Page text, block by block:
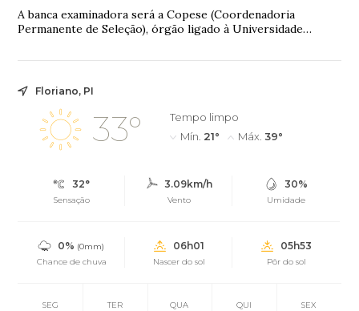
A banca examinadora será a Copese (Coordenadoria
Permanente de Seleção), órgão ligado à Universidade
Floriano, PI
33°
Tempo limpo
Mín. 21° Máx. 39°
32°
Sensação
3.09km/h
Vento
30%
Umidade
0% (0mm)
Chance de chuva
06h01
Nascer do sol
05h53
Pôr do sol
SEG TER QUA QUI SEX